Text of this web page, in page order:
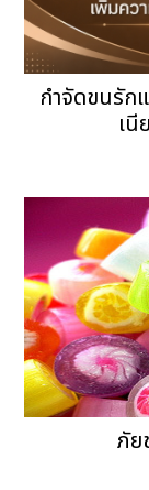
กำจัดขนรัก
เ
ภัย